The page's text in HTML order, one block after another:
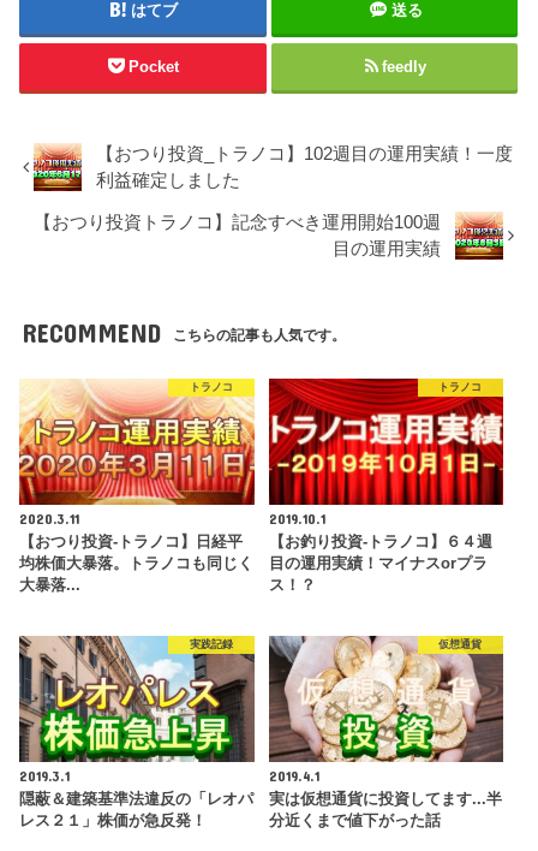
はてブ 送る
Pocket feedly
【おつり投資_トラノコ】102週目の運用実績！一度
利益確定しました
【おつり投資トラノコ】記念すべき運用開始100週
目の運用実績
RECOMMEND こちらの記事も人気です。
トラノコ
2020.3.11
【おつり投資-トラノコ】日経平
均株価大暴落。トラノコも同じく
大暴落...
トラノコ
2019.10.1
【お釣り投資-トラノコ】６４週
目の運用実績！マイナスorプラ
ス！？
実践記録
2019.3.1
隠蔽＆建築基準法違反の「レオパ
レス２１」株価が急反発！
仮想通貨
2019.4.1
実は仮想通貨に投資してます...半
分近くまで値下がった話